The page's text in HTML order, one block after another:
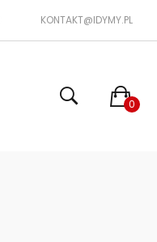
KONTAKT@IDYMY.PL
0